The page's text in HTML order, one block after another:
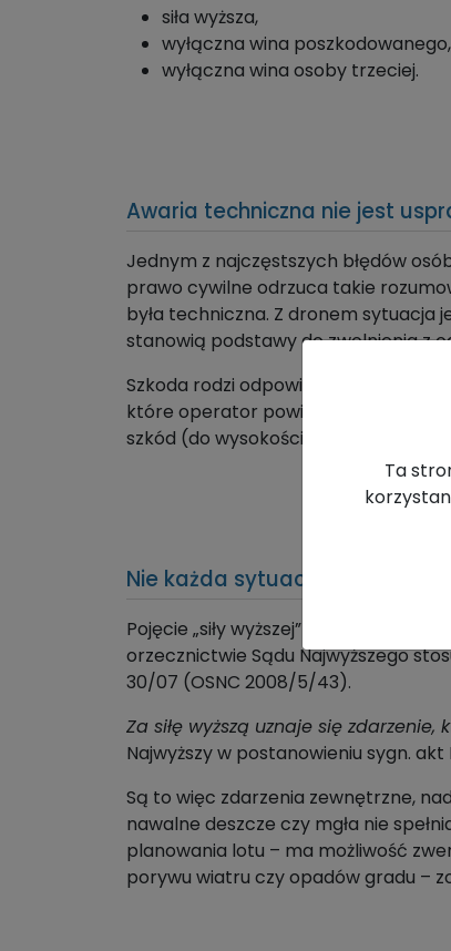
siła wyższa,
wyłączna wina poszkodowanego,
wyłączna wina osoby trzeciej.
Awaria techniczna nie jest
Jednym z najczęstszych błędów
prawo cywilne odrzuca takie
była techniczna. Z dronem sytuacja
stanowią podstawy do zwolnienia z
Szkoda rodzi odpowiedzialność (z
które operator powinien uwzględnić
szkód (do wysokości sumy
Nie każda sytuacja niezależna
Pojęcie „siły wyższej” bywa
orzecznictwie Sądu Najwyższego
30/07 (OSNC 2008/5/43).
Za siłę wyższą uznaje się
Najwyższy w postanowieniu sygn. akt
Są to więc zdarzenia zewnętrzne,
nawalne deszcze czy mgła nie
planowania lotu – ma możliwość
porywu wiatru czy opadów gradu –
Ta